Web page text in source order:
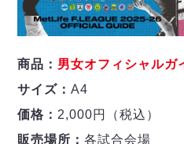
商品： 男女オフィシャルガ
サイズ：A4
価格： 2,000円（税込）
販売場所：各試合会場